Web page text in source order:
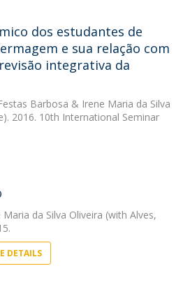
dos estudantes de
e sua relação com
integrativa da
Barbosa & Irene Maria da Silva
2016. 10th International Seminar
Maria da Silva Oliveira (with Alves,
DETAILS